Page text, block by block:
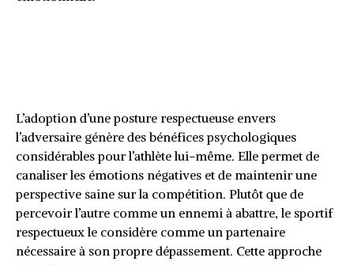
L’adoption d’une posture respectueuse envers
l’adversaire génère des bénéfices psychologiques
considérables pour l’athlète lui-même. Elle permet de
canaliser les émotions négatives et de maintenir une
perspective saine sur la compétition. Plutôt que de
percevoir l’autre comme un ennemi à abattre, le sportif
respectueux le considère comme un partenaire
nécessaire à son propre dépassement. Cette approche